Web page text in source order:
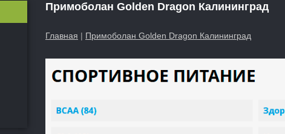
Примоболан Golden Dragon Калининград
Главная | Примоболан Golden Dragon Калининград